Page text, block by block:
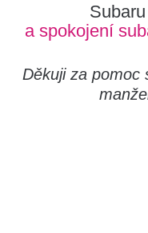
a spokojení
Děkuji za pomoc